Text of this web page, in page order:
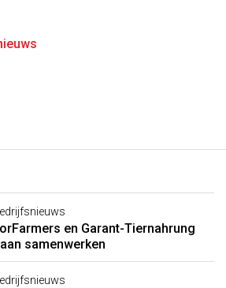
en Garant-Tiernahrung
samenwerken